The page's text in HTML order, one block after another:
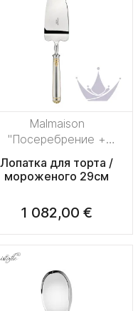
Malmaison
"Посеребрение +
узорная позолота"
Лопатка для торта /
мороженого 29см
1 082,00 €